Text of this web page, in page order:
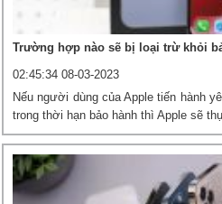
Trường hợp nào sẽ bị loại trừ khỏi
02:45:34 08-03-2023
Nếu người dùng của Apple tiến hành
trong thời hạn bảo hành thì Apple sẽ